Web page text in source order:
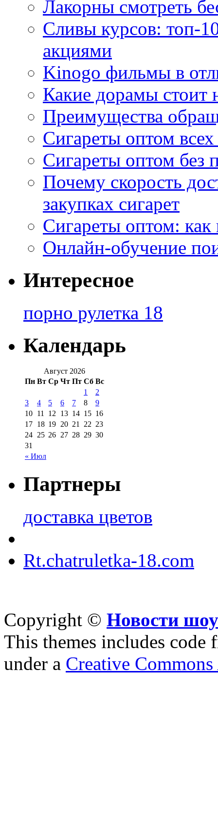
Лакорны смотреть
Сливы курсов: топ-
акциями
Kinogo фильмы в
Какие дорамы стоит
Преимущества
Сигареты оптом
Сигареты оптом без
Почему скорость
закупках сигарет
Сигареты оптом:
Онлайн-обучение
Интересное
порно рулетка 18
Календарь
Август 2026
Пн Вт Ср Чт Пт Сб Вс
« Июл
1
2
3
4 5 6 7 8
9
10 11 12 13 14 15 16
17 18 19 20 21 22 23
24 25 26 27 28 29 30
31
Партнеры
доставка цветов
Rt.chatruletka-18.com
Copyright © Новости
This themes includes code
under a Creative